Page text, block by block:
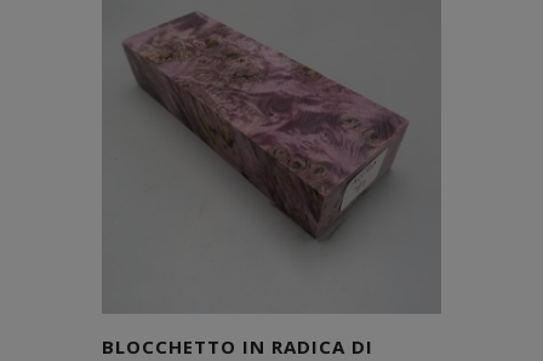
BLOCCHETTO IN RADICA DI